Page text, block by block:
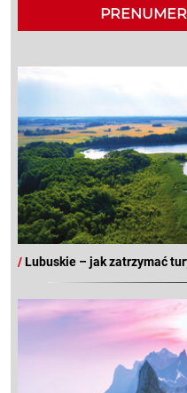
/Lubuskie – jak zatrzymać